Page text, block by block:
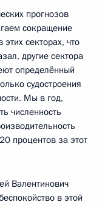
прогнозов
сокращение
секторах, что
другие сектора
определённый
судостроения
Мы в год,
численность
процентов за этот
Валентинович
в этой